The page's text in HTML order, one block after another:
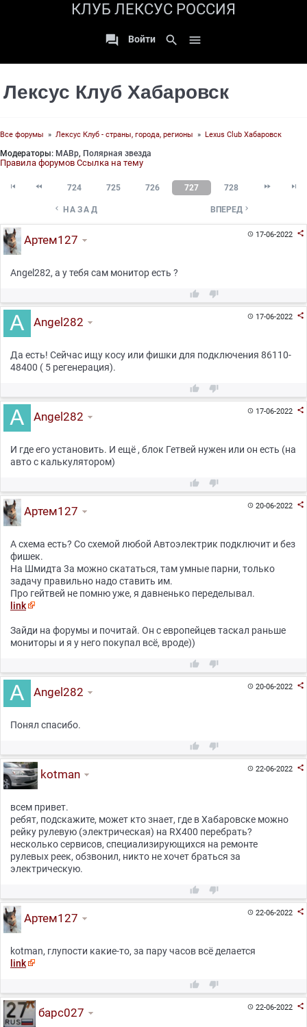
КЛУБ ЛЕКСУС РОССИЯ
 Войти search 
Лексус Клуб Хабаровск
Все форумы » Лексус Клуб - страны, города, регионы » Lexus Club Хабаровск
Модераторы: МАВр, Полярная звезда
Правила форумов Ссылка на тему
  724 725 726 727 728  
 НАЗАД ВПЕРЕД 
17-06-2022 
Артем127
Angel282, а у тебя сам монитор есть ?
 
17-06-2022 
Angel282
Да есть! Сейчас ищу косу или фишки для подключения 86110-
48400 ( 5 регенерация).
 
17-06-2022 
Angel282
И где его установить. И ещё , блок Гетвей нужен или он есть (на
авто с калькулятором)
 
20-06-2022 
Артем127
А схема есть? Со схемой любой Автоэлектрик подключит и без
фишек.
На Шмидта 3а можно скататься, там умные парни, только
задачу правильно надо ставить им.
Про гейтвей не помню уже, я давненько переделывал.
link
Зайди на форумы и почитай. Он с европейцев таскал раньше
мониторы и я у него покупал всё, вроде))
 
20-06-2022 
Angel282
Понял спасибо.
 
22-06-2022 
kotman
всем привет.
ребят, подскажите, может кто знает, где в Хабаровске можно
рейку рулевую (электрическая) на RX400 перебрать?
несколько сервисов, специализирующихся на ремонте
рулевых реек, обзвонил, никто не хочет браться за
электрическую.
 
22-06-2022 
Артем127
kotman, глупости какие-то, за пару часов всё делается
link
 
22-06-2022 
барс027